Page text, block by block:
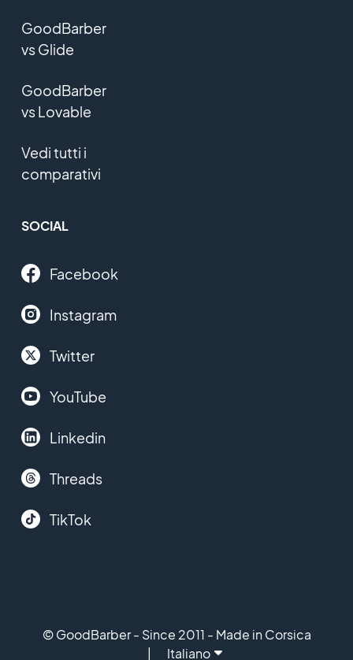
GoodBarber
vs Glide
GoodBarber
vs Lovable
Vedi tutti i
comparativi
SOCIAL
Facebook
Instagram
Twitter
YouTube
Linkedin
Threads
TikTok
© GoodBarber - Since 2011 - Made in Corsica
Italiano